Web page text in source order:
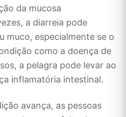
da mucosa
a diarreia pode
muco, especialmente se o
como a doença de
a pelagra pode levar ao
inflamatória intestinal.
avança, as pessoas